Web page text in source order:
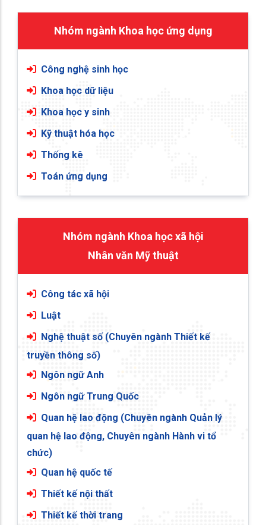
Nhóm ngành Khoa học ứng dụng
Công nghệ sinh học
Khoa học dữ liệu
Khoa học y sinh
Kỹ thuật hóa học
Thống kê
Toán ứng dụng
Nhóm ngành Khoa học xã hội
Nhân văn Mỹ thuật
Công tác xã hội
Luật
Nghệ thuật số (Chuyên ngành Thiết kế
truyền thông số)
Ngôn ngữ Anh
Ngôn ngữ Trung Quốc
Quan hệ lao động (Chuyên ngành Quản lý
quan hệ lao động, Chuyên ngành Hành vi tổ
chức)
Quan hệ quốc tế
Thiết kế nội thất
Thiết kế thời trang